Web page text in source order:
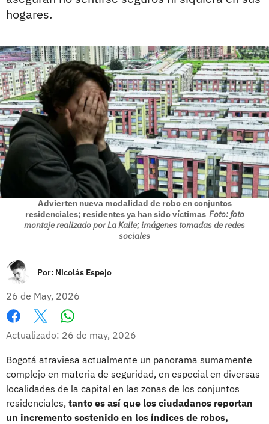
hogares.
Advierten nueva modalidad de robo en conjuntos
residenciales; residentes ya han sido víctimas Foto: foto
montaje realizado por La Kalle; imágenes tomadas de redes
sociales
Por: Nicolás Espejo
26 de May, 2026
Facebook
X
Actualizado: 26 de may, 2026
Bogotá atraviesa actualmente un panorama sumamente
complejo en materia de seguridad, en especial en diversas
localidades de la capital en las zonas de los conjuntos
residenciales, tanto es así que los ciudadanos reportan
un incremento sostenido en los índices de robos,